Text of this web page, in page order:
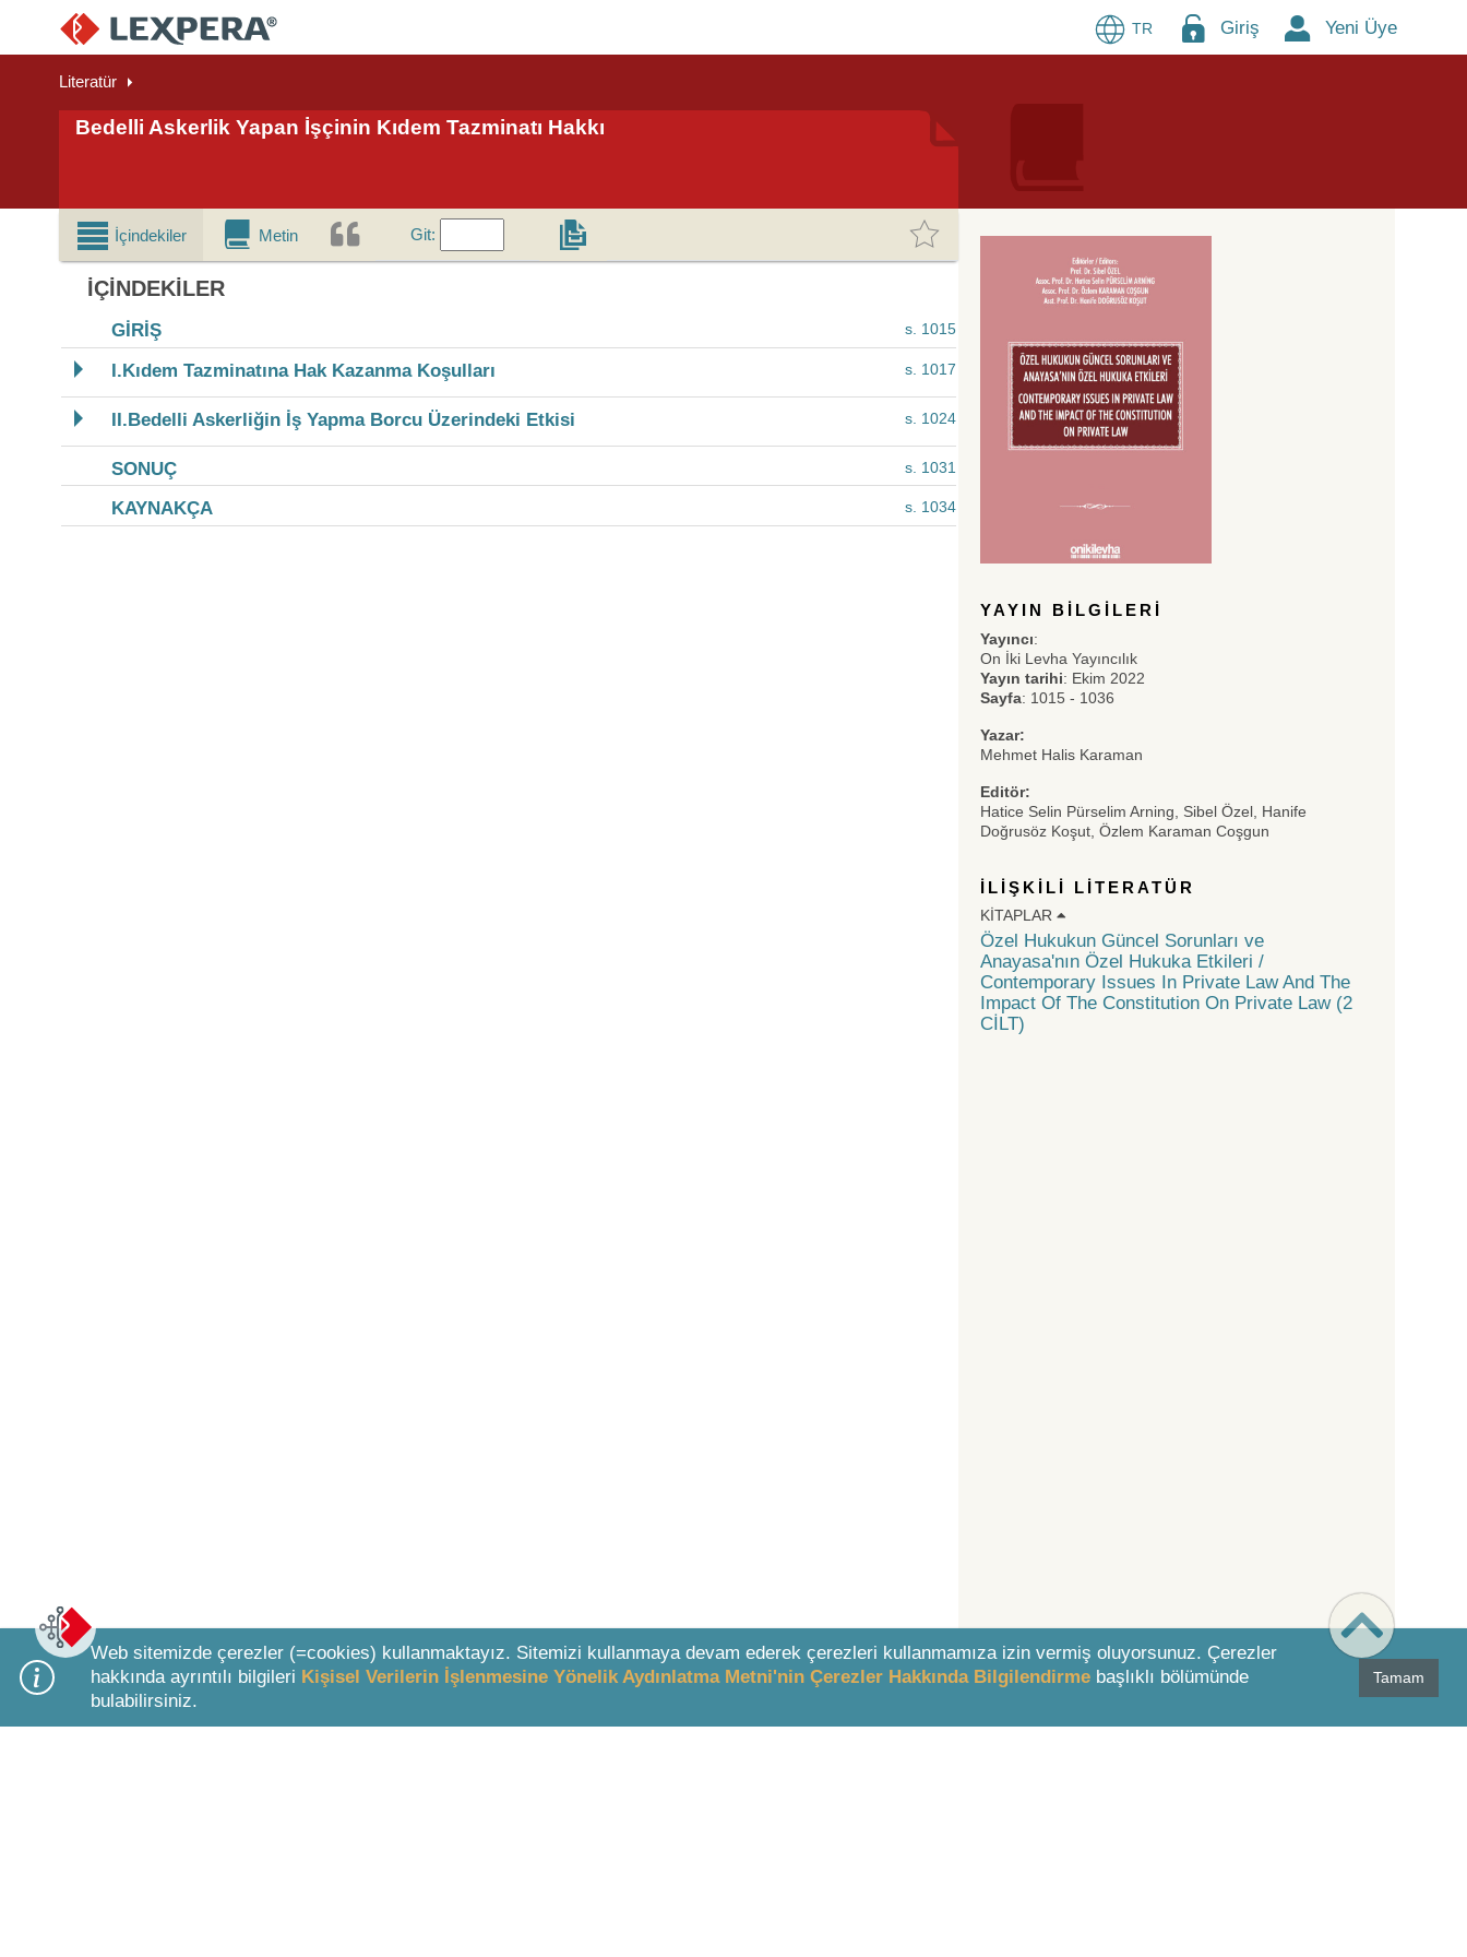
TR Giriş Yeni Üye
Literatür
Bedelli Askerlik Yapan İşçinin Kıdem Tazminatı Hakkı
İçindekiler Metin Git:
İÇINDEKILER
GİRİŞ s. 1015
I.Kıdem Tazminatına Hak Kazanma Koşulları s. 1017
II.Bedelli Askerliğin İş Yapma Borcu Üzerindeki Etkisi s. 1024
SONUÇ s. 1031
KAYNAKÇA s. 1034
Bottom Search Toolbar Highlight Text
YAYIN BILGILERI
Yayıncı:
On İki Levha Yayıncılık
Yayın tarihi: Ekim 2022
Sayfa: 1015 - 1036
Yazar:
Mehmet Halis Karaman
Editör:
Hatice Selin Pürselim Arning, Sibel Özel, Hanife
Doğrusöz Koşut, Özlem Karaman Coşgun
İLIŞKILI LITERATÜR
KITAPLAR
Özel Hukukun Güncel Sorunları ve
Anayasa'nın Özel Hukuka Etkileri /
Contemporary Issues In Private Law And The
Impact Of The Constitution On Private Law (2
CİLT)
Web sitemizde çerezler (=cookies) kullanmaktayız. Sitemizi kullanmaya devam ederek çerezleri kullanmamıza izin vermiş oluyorsunuz. Çerezler
hakkında ayrıntılı bilgileri Kişisel Verilerin İşlenmesine Yönelik Aydınlatma Metni'nin Çerezler Hakkında Bilgilendirme başlıklı bölümünde
bulabilirsiniz.
Tamam